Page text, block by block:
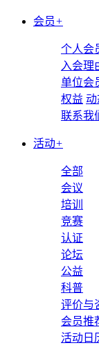
会员+
个人会
入会理
单位会
权益 动
联系我
活动+
全部
会议
培训
竞赛
认证
论坛
公益
科普
评价与
会员推
活动日